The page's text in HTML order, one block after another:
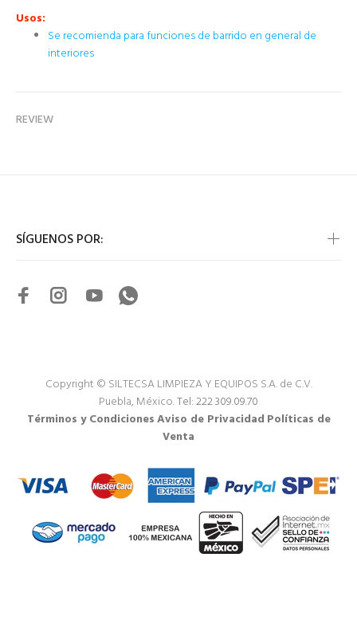
Usos:
Se recomienda para funciones de barrido en general de
interiores
REVIEW
SÍGUENOS POR:
Copyright © SILTECSA LIMPIEZA Y EQUIPOS S.A. de C.V.
Puebla, México.Tel: 222 309.09.70
Términos y CondicionesAviso de Privacidad Políticas de
Venta